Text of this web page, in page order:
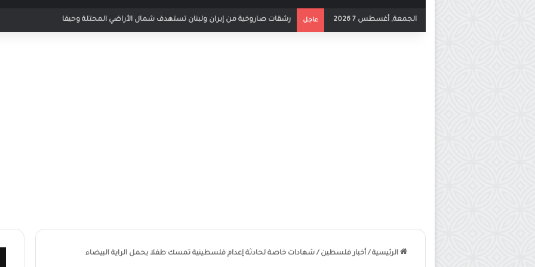
الجمعة, أغسطس 7 2026 عاجل بث مباشر مباراة الأردن والإمارات في كأس العرب 2025
الرئيسية / أخبار فلسطين / شهادات خاصة لحادثة إعدام فلسطينية تمسك طفلا يحمل الراية البيضاء